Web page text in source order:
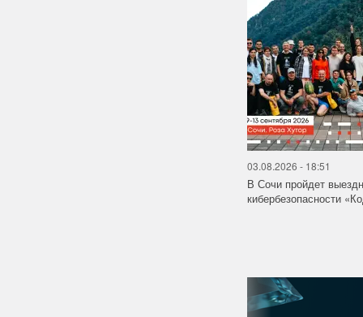
03.08.2026 - 18:51
В Сочи пройдет
кибербезопасности